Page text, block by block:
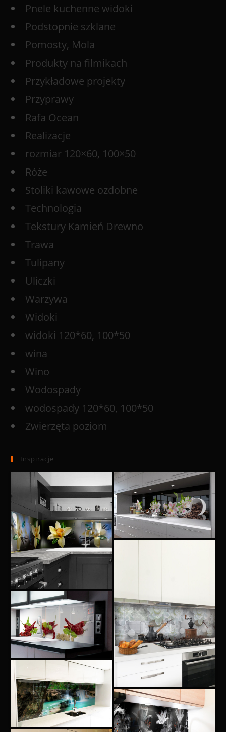
Pnele kuchenne widoki
Podstopnie szklane
Pomosty, Mola
Produkty na filmikach
Przykładowe projekty
Przyprawy
Rafa Ocean
Realizacje
rozmiar 120×60, 100×50
Róże
Stoliki kawowe ozdobne
Technologia
Tekstury Kamień Drewno
Trawa
Tulipany
Uliczki
Warzywa
Widoki
widoki 120*60, 100*50
wina
Wino
Wodospady
wodospady 120*60, 100*50
Zwierzęta poziom
Inspiracje